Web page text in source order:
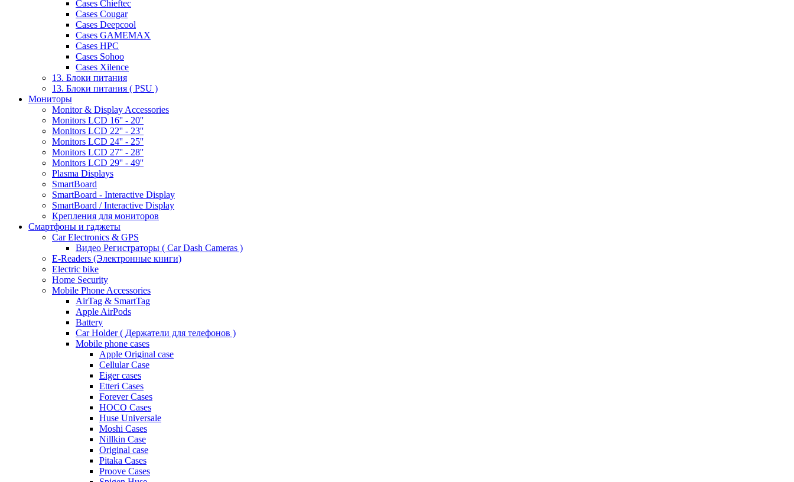
Cases Chieftec
Cases Cougar
Cases Deepcool
Cases GAMEMAX
Cases HPC
Cases Sohoo
Cases Xilence
13. Блоки питания
13. Блоки питания ( PSU )
Мониторы
Monitor & Display Accessories
Monitors LCD 16'' - 20''
Monitors LCD 22'' - 23''
Monitors LCD 24'' - 25''
Monitors LCD 27'' - 28''
Monitors LCD 29'' - 49''
Plasma Displays
SmartBoard
SmartBoard - Interactive Display
SmartBoard / Interactive Display
Крепления для мониторов
Смартфоны и гаджеты
Car Electronics & GPS
Видео Регистраторы ( Car Dash Cameras )
E-Readers (Электронные книги)
Electric bike
Home Security
Mobile Phone Accessories
AirTag & SmartTag
Apple AirPods
Battery
Car Holder ( Держатели для телефонов )
Mobile phone cases
Apple Original case
Cellular Case
Eiger cases
Etteri Cases
Forever Cases
HOCO Cases
Huse Universale
Moshi Cases
Nillkin Case
Original case
Pitaka Cases
Proove Cases